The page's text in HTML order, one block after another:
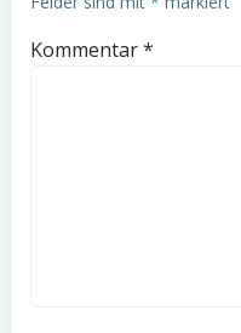
Kommentar*